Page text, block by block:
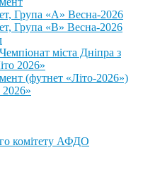
Група «А» Весна-2026
Група «В» Весна-2026
міста Дніпра з
2026»
(футнет «Літо-2026»)
2026»
комітету АФДО